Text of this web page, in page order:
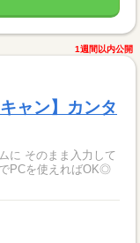
1週間以内公開
ャン】カンタ
PCを使えればOK◎